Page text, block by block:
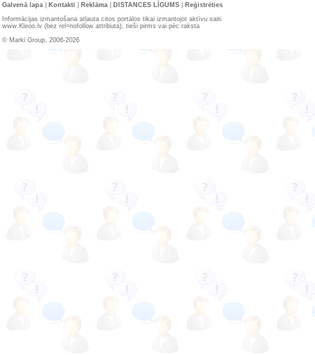
Galvenā lapa Kontakti Reklāma DISTANCES LĪGUMS
Reģistrēties
Informācijas izmantošana atļauta citos portālos tikai izmantojot aktīvu saiti
www.Kleoo.lv (bez rel=nofollow attributa), tieši pirms vai pēc raksta
© Marki Group, 2006-2026